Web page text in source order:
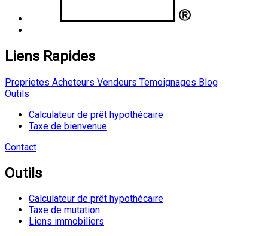
Liens Rapides
Proprietes Acheteurs Vendeurs Temoignages Blog
Outils
Calculateur de prêt hypothécaire
Taxe de bienvenue
Contact
Outils
Calculateur de prêt hypothécaire
Taxe de mutation
Liens immobiliers